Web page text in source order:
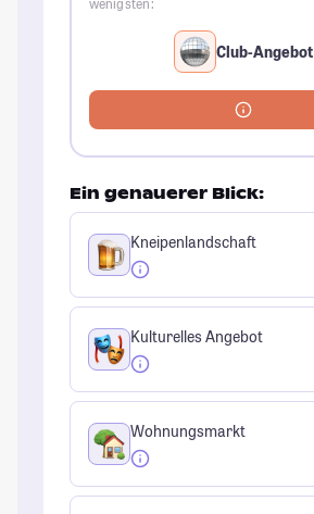
Club-Angebot
Ein genauerer Blick:
Kneipenlandschaft
Kulturelles Angebot
Wohnungsmarkt